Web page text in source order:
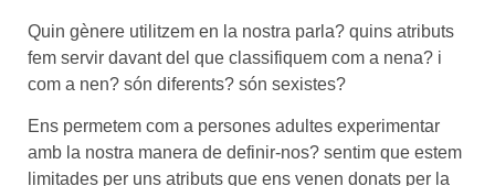
Quin gènere utilitzem en la nostra parla? quins atributs
fem servir davant del que classifiquem com a nena? i
com a nen? són diferents? són sexistes?
Ens permetem com a persones adultes experimentar
amb la nostra manera de definir-nos? sentim que estem
limitades per uns atributs que ens venen donats per la